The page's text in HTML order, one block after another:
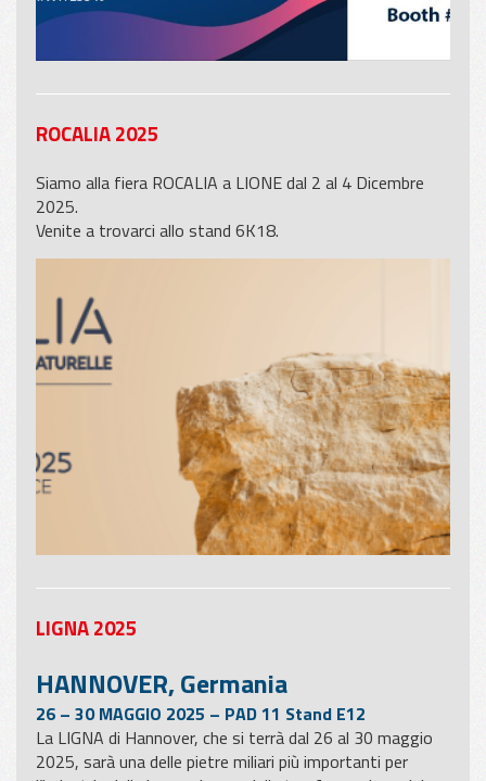
ROCALIA 2025
Siamo alla fiera ROCALIA a LIONE dal 2 al 4 Dicembre
2025.
Venite a trovarci allo stand 6K18.
LIGNA 2025
HANNOVER, Germania
26 – 30 MAGGIO 2025 – PAD 11 Stand E12
La LIGNA di Hannover, che si terrà dal 26 al 30 maggio
2025, sarà una delle pietre miliari più importanti per